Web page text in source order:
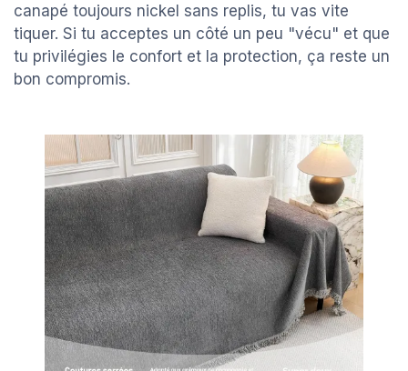
canapé toujours nickel sans replis, tu vas vite
tiquer. Si tu acceptes un côté un peu "vécu" et que
tu privilégies le confort et la protection, ça reste un
bon compromis.